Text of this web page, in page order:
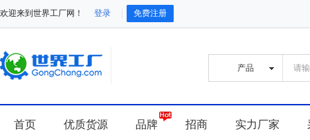
欢迎来到世界工厂网！ 登录 免费注册
首页 优质货源 品牌 招商 实力厂家